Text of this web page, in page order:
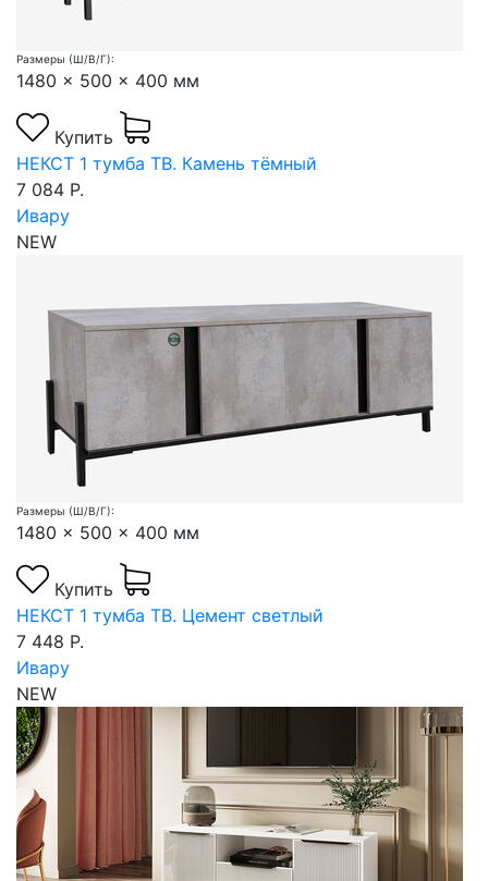
Размеры (Ш/В/Г):
1480 x 500 x 400 мм
Купить
НЕКСТ 1 тумба ТВ. Камень тёмный
7 084 Р.
Ивару
NEW
Размеры (Ш/В/Г):
1480 x 500 x 400 мм
Купить
НЕКСТ 1 тумба ТВ. Цемент светлый
7 448 Р.
Ивару
NEW